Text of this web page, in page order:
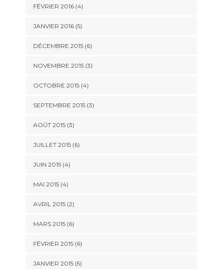
FÉVRIER 2016(4)
JANVIER 2016(5)
DÉCEMBRE 2015(6)
NOVEMBRE 2015(3)
OCTOBRE 2015(4)
SEPTEMBRE 2015(3)
AOÛT 2015(3)
JUILLET 2015(6)
JUIN 2015(4)
MAI 2015(4)
AVRIL 2015(2)
MARS 2015(6)
FÉVRIER 2015(6)
JANVIER 2015(5)